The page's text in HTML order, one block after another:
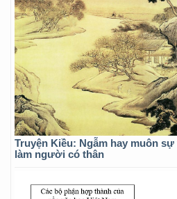
Truyện Kiều: Ngẫm hay muôn
làm người có thân